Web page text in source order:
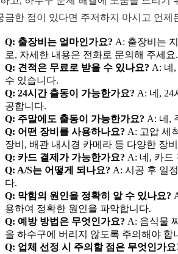
금한 점이 있다면 주저하지 마시고 언제
Q: 출장비는 얼마인가요? A: 출장비는
로, 자세한 내용은 전화로 문의해 주세요.
Q: 견적은 무료로 받을 수 있나요? A: 네
수 있습니다.
Q: 24시간 출동이 가능한가요? A: 네, 24
공합니다.
Q: 주말에도 출동이 가능한가요? A: 네,
Q: 어떤 장비를 사용하나요? A: 고압 세
장비, 배관 내시경 카메라 등 다양한 장
Q: 카드 결제가 가능한가요? A: 네, 카드
Q: A/S는 어떻게 되나요? A: 시공 후 일
다.
Q: 막힘의 원인을 정확히 알 수 있나요?
용하여 정확한 원인을 파악합니다.
Q: 예방 방법은 무엇인가요? A: 음식물
을 하수구에 버리지 않도록 주의해야 합
Q: 업체 선정 시 주의할 점은 무엇인가요